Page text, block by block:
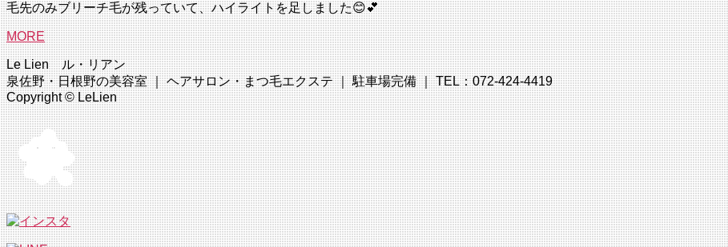
毛先のみブリーチ毛が残っていて、ハイライトを足しました😊💕
MORE
Le Lien ル・リアン
泉佐野・日根野の美容室 ｜ ヘアサロン・まつ毛エクステ ｜ 駐車場完備 ｜ TEL：072-424-4419
Copyright © LeLien